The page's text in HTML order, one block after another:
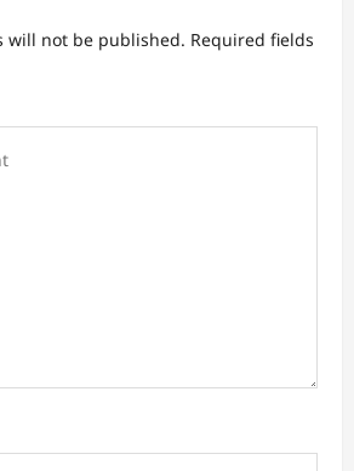
will not be published. Required fields